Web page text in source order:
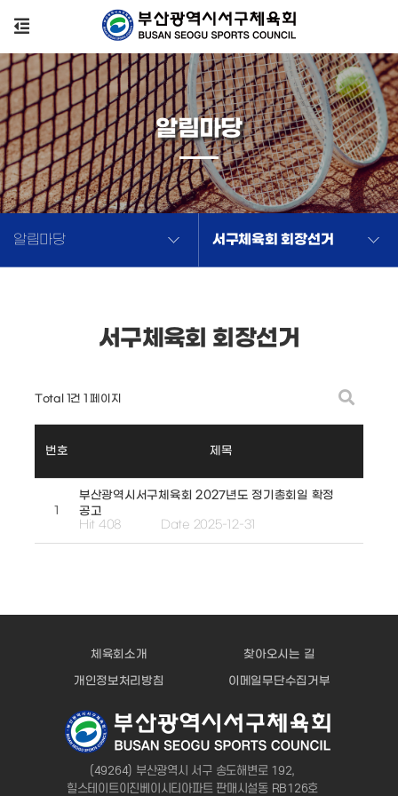
알림마당 서구체육회 회장선거
알림마당
서구체육회 회장선거
Total 1건 1 페이지
번호 제목
1
부산광역시서구체육회 2027년도 정기총회일 확정
공고
Hit 408
Date 2025-12-31
체육회소개 찾아오시는 길
개인정보처리방침 이메일무단수집거부
(49264) 부산광역시 서구 송도해변로 192,
힐스테이트이진베이시티아파트 판매시설동 RB126호